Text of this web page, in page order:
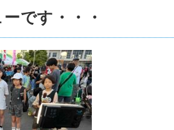
です・・・